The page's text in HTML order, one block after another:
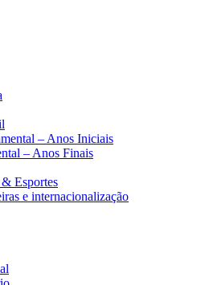
– Anos Iniciais
– Anos Finais
Esportes
e internacionalização